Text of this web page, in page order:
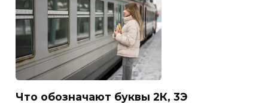
Что обозначают буквы 2К, 3Э